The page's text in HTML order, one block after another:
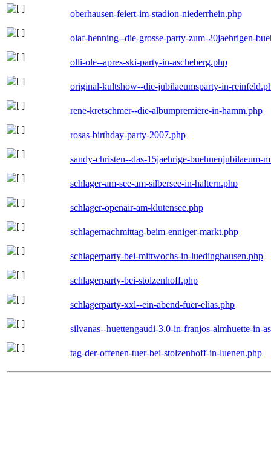
oberhausen-feiert-im-stadion-niederrhein.php
olaf-henning--die-grosse-party-zum-20jaehrigen-
olli-ole--apres-ski-party-in-ascheberg.php
original-kultshow--die-jubilaeumsparty-in-
rene-kretschmer--die-albumpremiere-in-hamm.php
rosas-birthday-party-2007.php
sandy-christen--das-15jaehrige-buehnenjubilaeum-
schlager-am-see-am-silbersee-in-haltern.php
schlager-openair-am-klutensee.php
schlagernachmittag-beim-enniger-markt.php
schlagerparty-bei-mittwochs-in-luedinghausen.php
schlagerparty-bei-stolzenhoff.php
schlagerparty-xxl--ein-abend-fuer-elias.php
silvanas--huettengaudi-3.0-in-franjos-almhuette-in-
tag-der-offenen-tuer-bei-stolzenhoff-in-luenen.php